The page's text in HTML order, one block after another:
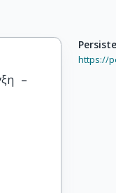
–
https://